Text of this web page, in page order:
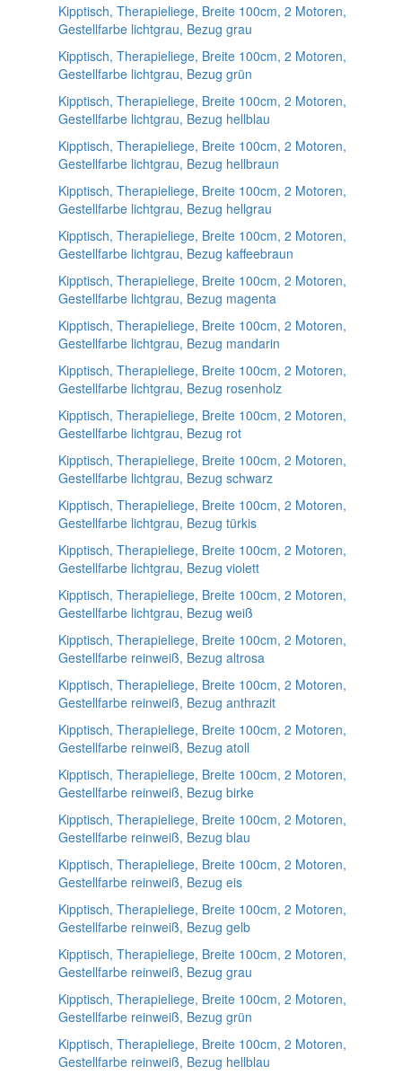
Kipptisch, Therapieliege, Breite 100cm, 2 Motoren,
Gestellfarbe lichtgrau, Bezug grau
Kipptisch, Therapieliege, Breite 100cm, 2 Motoren,
Gestellfarbe lichtgrau, Bezug grün
Kipptisch, Therapieliege, Breite 100cm, 2 Motoren,
Gestellfarbe lichtgrau, Bezug hellblau
Kipptisch, Therapieliege, Breite 100cm, 2 Motoren,
Gestellfarbe lichtgrau, Bezug hellbraun
Kipptisch, Therapieliege, Breite 100cm, 2 Motoren,
Gestellfarbe lichtgrau, Bezug hellgrau
Kipptisch, Therapieliege, Breite 100cm, 2 Motoren,
Gestellfarbe lichtgrau, Bezug kaffeebraun
Kipptisch, Therapieliege, Breite 100cm, 2 Motoren,
Gestellfarbe lichtgrau, Bezug magenta
Kipptisch, Therapieliege, Breite 100cm, 2 Motoren,
Gestellfarbe lichtgrau, Bezug mandarin
Kipptisch, Therapieliege, Breite 100cm, 2 Motoren,
Gestellfarbe lichtgrau, Bezug rosenholz
Kipptisch, Therapieliege, Breite 100cm, 2 Motoren,
Gestellfarbe lichtgrau, Bezug rot
Kipptisch, Therapieliege, Breite 100cm, 2 Motoren,
Gestellfarbe lichtgrau, Bezug schwarz
Kipptisch, Therapieliege, Breite 100cm, 2 Motoren,
Gestellfarbe lichtgrau, Bezug türkis
Kipptisch, Therapieliege, Breite 100cm, 2 Motoren,
Gestellfarbe lichtgrau, Bezug violett
Kipptisch, Therapieliege, Breite 100cm, 2 Motoren,
Gestellfarbe lichtgrau, Bezug weiß
Kipptisch, Therapieliege, Breite 100cm, 2 Motoren,
Gestellfarbe reinweiß, Bezug altrosa
Kipptisch, Therapieliege, Breite 100cm, 2 Motoren,
Gestellfarbe reinweiß, Bezug anthrazit
Kipptisch, Therapieliege, Breite 100cm, 2 Motoren,
Gestellfarbe reinweiß, Bezug atoll
Kipptisch, Therapieliege, Breite 100cm, 2 Motoren,
Gestellfarbe reinweiß, Bezug birke
Kipptisch, Therapieliege, Breite 100cm, 2 Motoren,
Gestellfarbe reinweiß, Bezug blau
Kipptisch, Therapieliege, Breite 100cm, 2 Motoren,
Gestellfarbe reinweiß, Bezug eis
Kipptisch, Therapieliege, Breite 100cm, 2 Motoren,
Gestellfarbe reinweiß, Bezug gelb
Kipptisch, Therapieliege, Breite 100cm, 2 Motoren,
Gestellfarbe reinweiß, Bezug grau
Kipptisch, Therapieliege, Breite 100cm, 2 Motoren,
Gestellfarbe reinweiß, Bezug grün
Kipptisch, Therapieliege, Breite 100cm, 2 Motoren,
Gestellfarbe reinweiß, Bezug hellblau